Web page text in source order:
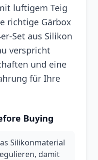
luftigem Teig
richtige Gärbox
Set aus Silikon
verspricht
und eine
für Ihre
Buying
Silikonmaterial
damit